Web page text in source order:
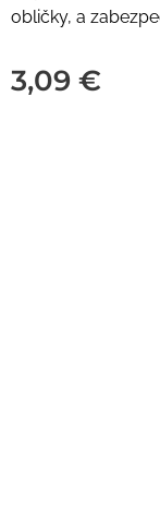
obličky, a
3,09 €